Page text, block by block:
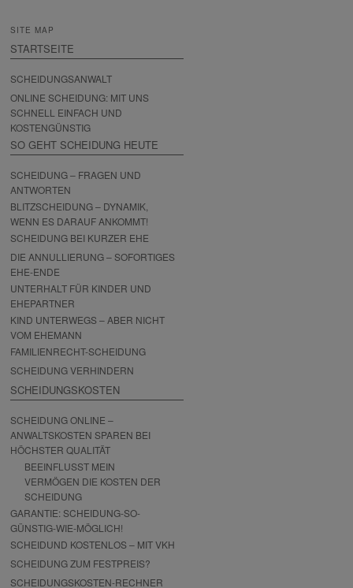
SITE MAP
STARTSEITE
SCHEIDUNGSANWALT
ONLINE SCHEIDUNG: MIT UNS
SCHNELL EINFACH UND
KOSTENGÜNSTIG
SO GEHT SCHEIDUNG HEUTE
SCHEIDUNG – FRAGEN UND
ANTWORTEN
BLITZSCHEIDUNG – DYNAMIK,
WENN ES DARAUF ANKOMMT!
SCHEIDUNG BEI KURZER EHE
DIE ANNULLIERUNG – SOFORTIGES
EHE-ENDE
UNTERHALT FÜR KINDER UND
EHEPARTNER
KIND UNTERWEGS – ABER NICHT
VOM EHEMANN
FAMILIENRECHT-SCHEIDUNG
SCHEIDUNG VERHINDERN
SCHEIDUNGSKOSTEN
SCHEIDUNG ONLINE –
ANWALTSKOSTEN SPAREN BEI
HÖCHSTER QUALITÄT
BEEINFLUSST MEIN
VERMÖGEN DIE KOSTEN DER
SCHEIDUNG
GARANTIE: SCHEIDUNG-SO-
GÜNSTIG-WIE-MÖGLICH!
SCHEIDUND KOSTENLOS – MIT VKH
SCHEIDUNG ZUM FESTPREIS?
SCHEIDUNGSKOSTEN-RECHNER